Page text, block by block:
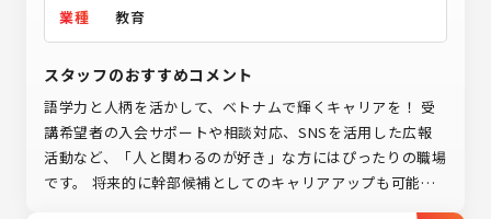
業種
教育
スタッフのおすすめコメント
語学力と人柄を活かして、ベトナムで輝くキャリアを！ 受
講希望者の入会サポートや相談対応、SNSを活用した広報
活動など、「人と関わるのが好き」な方にはぴったりの職場
です。 将来的に幹部候補としてのキャリアアップも可能で
すので、「現地で長く働きたい」「教育やサービスに関わる